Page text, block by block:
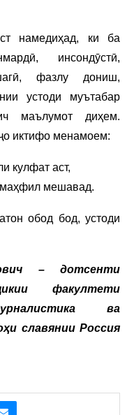
намедиҳад, ки ба
инсондӯстӣ,
фазлу дониш,
устоди муътабар
маълумот диҳем.
иктифо менамоем:
кулфат аст,
мешавад.
обод бод, устоди
– дотсенти
факултети
ва
славянии Россия